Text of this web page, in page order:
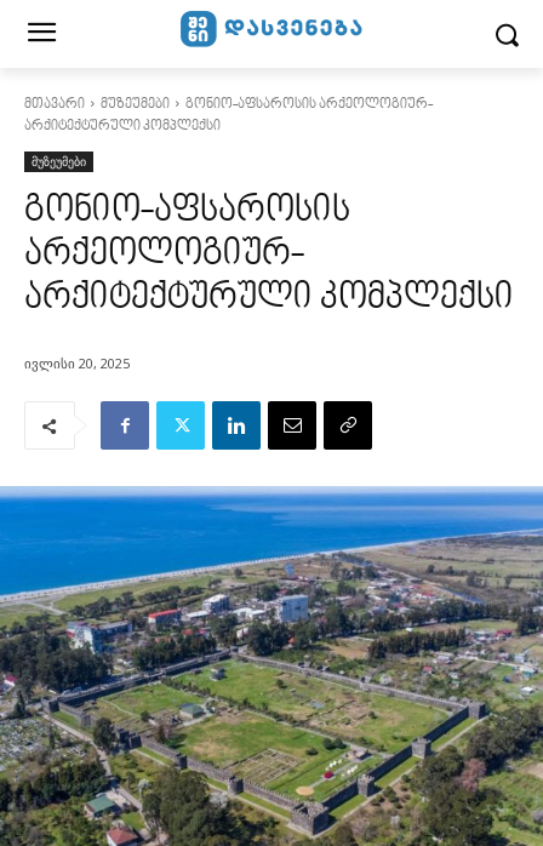
მთავარი მუზეუმები
გონიო-აფსაროსის არქეოლოგიურ-
არქიტექტურული კომპლექსი
მუზეუმები
გონიო-აფსაროსის
არქეოლოგიურ-
არქიტექტურული კომპლექსი
ივლისი 20, 2025